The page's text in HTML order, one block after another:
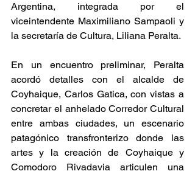
Argentina, integrada por el
viceintendente Maximiliano Sampaoli y
la secretaría de Cultura, Liliana Peralta.
En un encuentro preliminar, Peralta
acordó detalles con el alcalde de
Coyhaique, Carlos Gatica, con vistas a
concretar el anhelado Corredor Cultural
entre ambas ciudades, un escenario
patagónico transfronterizo donde las
artes y la creación de Coyhaique y
Comodoro Rivadavia articulen una